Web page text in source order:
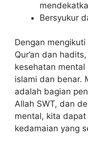
Bersyukur
Dengan
Qur’an dan
kesehatan mental
islami dan benar.
adalah bagian
Allah SWT, dan
mental, kita
kedamaian yang